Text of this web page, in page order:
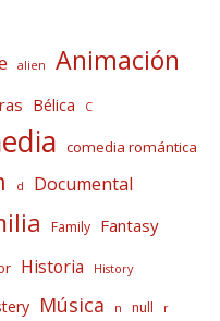
alien Animación
Bélica C
comedia romántica
d Documental
Family Fantasy
Historia History
Música n null r